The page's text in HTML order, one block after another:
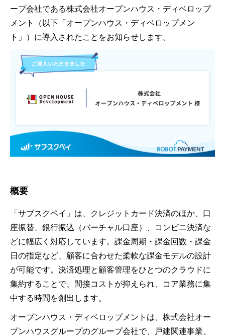
ープ会社である株式会社オープンハウス・ディベロップ
メント（以下「オープンハウス・ディベロップメン
ト」）に導入されたことをお知らせします。
概要
「サブスクペイ」は、クレジットカード決済のほか、口
座振替、銀行振込（バーチャル口座）、コンビニ決済な
どに幅広く対応しています。課金周期・課金回数・課金
日の指定など、顧客に合わせた柔軟な課金モデルの設計
が可能です。決済処理と顧客管理をひとつのクラウドに
集約することで、間接コストが抑えられ、コア業務に集
中する時間を創出します。
オープンハウス・ディベロップメントは、株式会社オー
プンハウスグループのグループ会社で、戸建関連事業、